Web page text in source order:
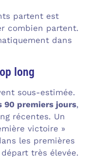
partent est
combien partent.
dans
long
sous-estimée.
90 premiers jours,
récentes. Un
victoire »
les premières
très élevée.